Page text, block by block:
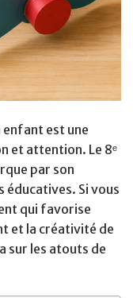
enfant est une
et attention. Le 8ᵉ
par son
éducatives. Si vous
qui favorise
et la créativité de
sur les atouts de